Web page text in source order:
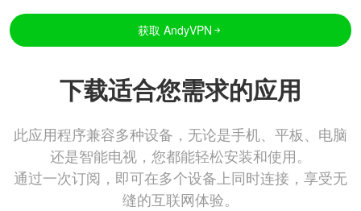
获取 AndyVPN
下载适合您需求的应用
此应用程序兼容多种设备，无论是手机、平板、电脑
还是智能电视，您都能轻松安装和使用。
通过一次订阅，即可在多个设备上同时连接，享受无
缝的互联网体验。